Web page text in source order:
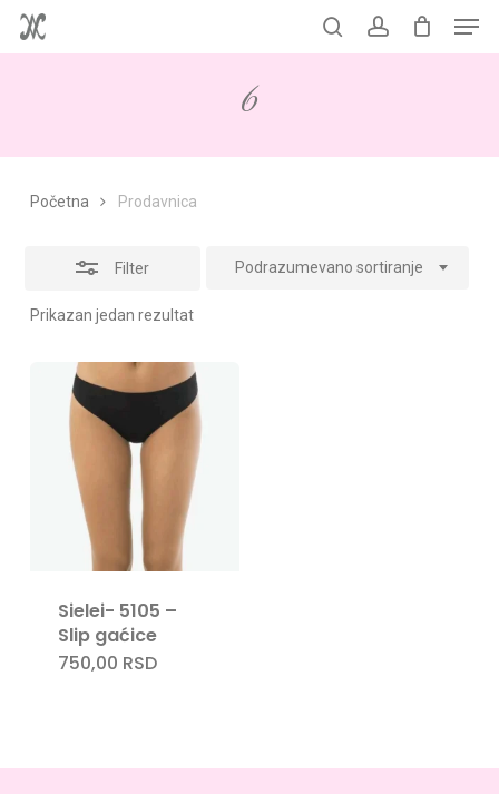
Skip
to
searchaccount
Korpa Close
6
Početna Prodavnica
Filter
Prikazan jedan rezultat
Podrazumevano sortiranje
Close
Sielei- 5105 –
Slip gaćice
750,00 RSD